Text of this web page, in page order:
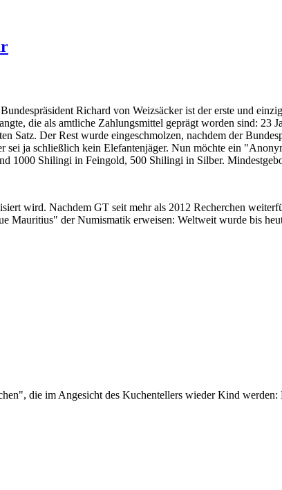
Richard von Weizsäcker ist der erste und
die als amtliche Zahlungsmittel geprägt worden sind: 23
Satz. Der Rest wurde eingeschmolzen, nachdem der
sei ja schließlich kein Elefantenjäger. Nun möchte ein
1000 Shilingi in Feingold, 500 Shilingi in Silber.
wird. Nachdem GT seit mehr als 2012 Recherchen
Mauritius" der Numismatik erweisen: Weltweit wurde bis
die im Angesicht des Kuchentellers wieder Kind